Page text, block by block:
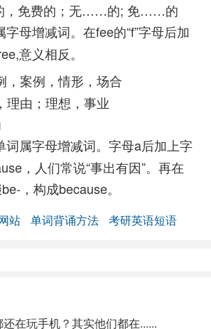
，免费的；无……的; 免……的
字母增减词。在fee的“f”字母后加
意义相反。
，案例，情形，场合
由；理想，事业
词属字母增减词。字母a后加上字
，人们常说“事出有因”。再在
，构成because。
站 单词背诵方法 考研英语短语
在玩手机？其实他们都在......